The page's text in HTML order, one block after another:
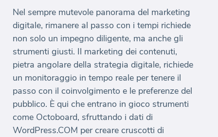
Nel sempre mutevole panorama del marketing
digitale, rimanere al passo con i tempi richiede
non solo un impegno diligente, ma anche gli
strumenti giusti. Il marketing dei contenuti,
pietra angolare della strategia digitale, richiede
un monitoraggio in tempo reale per tenere il
passo con il coinvolgimento e le preferenze del
pubblico. È qui che entrano in gioco strumenti
come Octoboard, sfruttando i dati di
WordPress.COM per creare cruscotti di